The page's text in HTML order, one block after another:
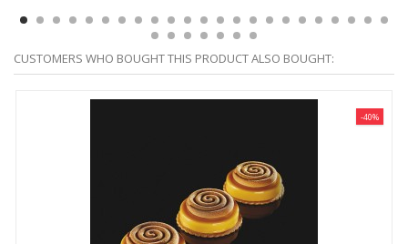
CUSTOMERS WHO BOUGHT THIS PRODUCT ALSO BOUGHT:
-40%